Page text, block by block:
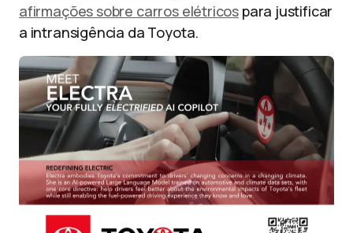
afirmações sobre carros elétricos para justificar
a intransigência da Toyota.